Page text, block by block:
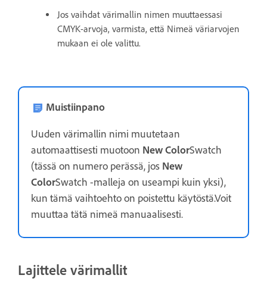
Jos vaihdat värimallin nimen muuttaessasi
CMYK-arvoja, varmista, että Nimeä väriarvojen
mukaan ei ole valittu.
Muistiinpano
Uuden värimallin nimi muutetaan
automaattisesti muotoon New ColorSwatch
(tässä on numero perässä, jos New
ColorSwatch -malleja on useampi kuin yksi),
kun tämä vaihtoehto on poistettu käytöstä.Voit
muuttaa tätä nimeä manuaalisesti.
Lajittele värimallit